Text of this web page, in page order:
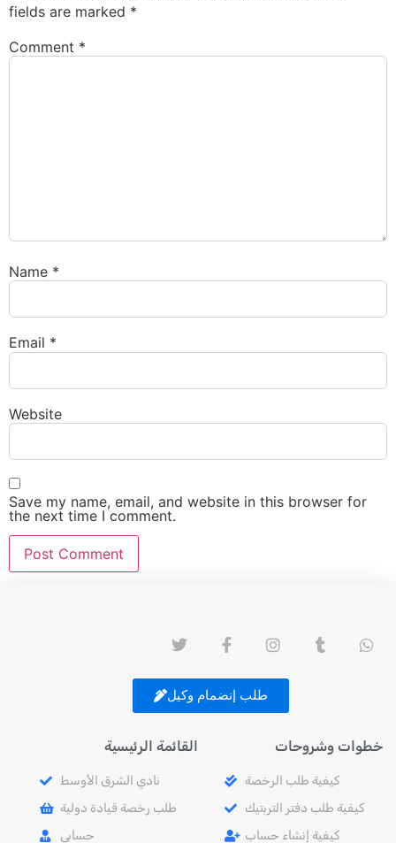
fields are marked *
Comment *
Name *
Email *
Website
Save my name, email, and website in this browser for
the next time I comment.
طلب إنضمام وكيل
القائمة الرئيسية
نادي الشرق الأوسط
طلب رخصة قيادة دولية
حسابي
خطوات وشروحات
كيفية طلب الرخصة
كيفية طلب دفتر التربتيك
كيفية إنشاء حساب